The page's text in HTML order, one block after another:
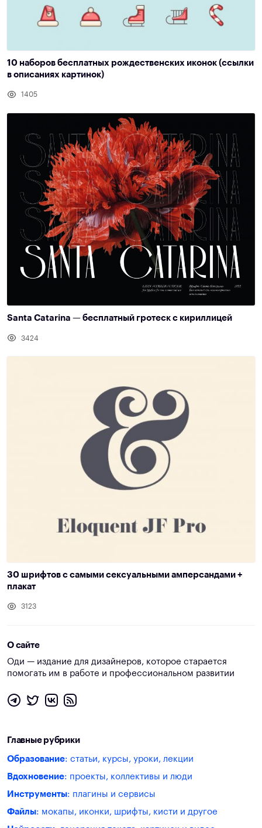
10 наборов бесплатных рождественских иконок (ссылки
в описаниях картинок)
1405
Santa Catarina — бесплатный гротеск с кириллицей
3424
30 шрифтов с самыми сексуальными амперсандами +
плакат
3123
О сайте
Оди — издание для дизайнеров, которое старается
помогать им в работе и профессиональном развитии
Главные рубрики
Образование: статьи, курсы, уроки, лекции
Вдохновение: проекты, коллективы и люди
Инструменты: плагины и сервисы
Файлы: мокапы, иконки, шрифты, кисти и другое